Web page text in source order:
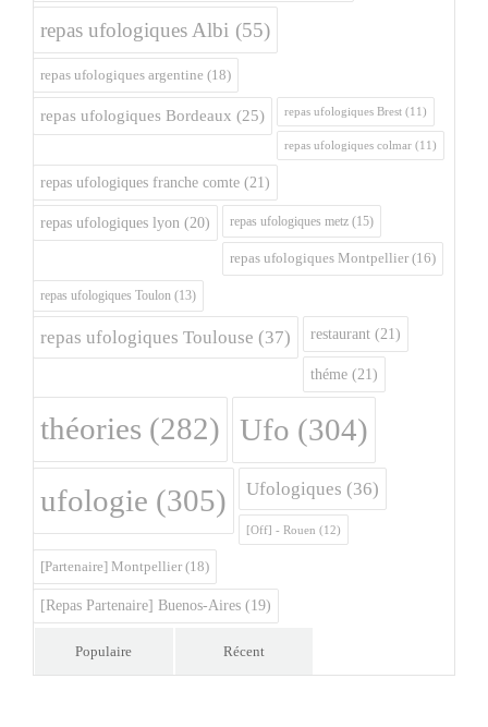
repas ufologiques Albi (55)
repas ufologiques argentine (18)
repas ufologiques Bordeaux (25) repas ufologiques Brest (11)
repas ufologiques colmar (11)
repas ufologiques franche comte (21)
repas ufologiques lyon (20) repas ufologiques metz (15)
repas ufologiques Montpellier (16)
repas ufologiques Toulon (13)
repas ufologiques Toulouse (37) restaurant (21)
théme (21)
théories (282) Ufo (304)
ufologie (305) Ufologiques (36)
[Off] - Rouen (12)
[Partenaire] Montpellier (18)
[Repas Partenaire] Buenos-Aires (19)
Populaire Récent